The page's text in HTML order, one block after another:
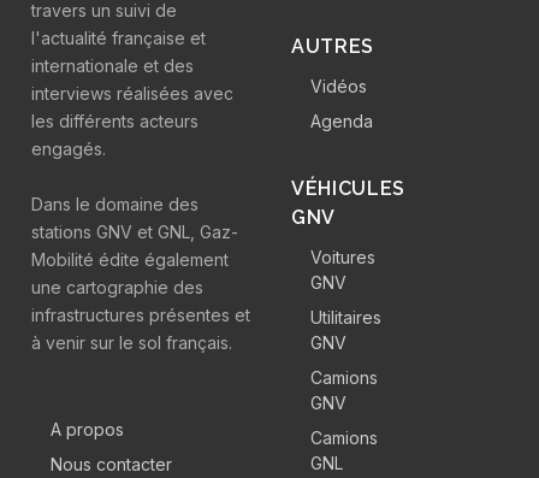
travers un suivi de
l'actualité française et
internationale et des
interviews réalisées avec
les différents acteurs
engagés.
Dans le domaine des
stations GNV et GNL, Gaz-
Mobilité édite également
une cartographie des
infrastructures présentes et
à venir sur le sol français.
A propos
Nous contacter
AUTRES
Vidéos
Agenda
VÉHICULES
GNV
Voitures
GNV
Utilitaires
GNV
Camions
GNV
Camions
GNL